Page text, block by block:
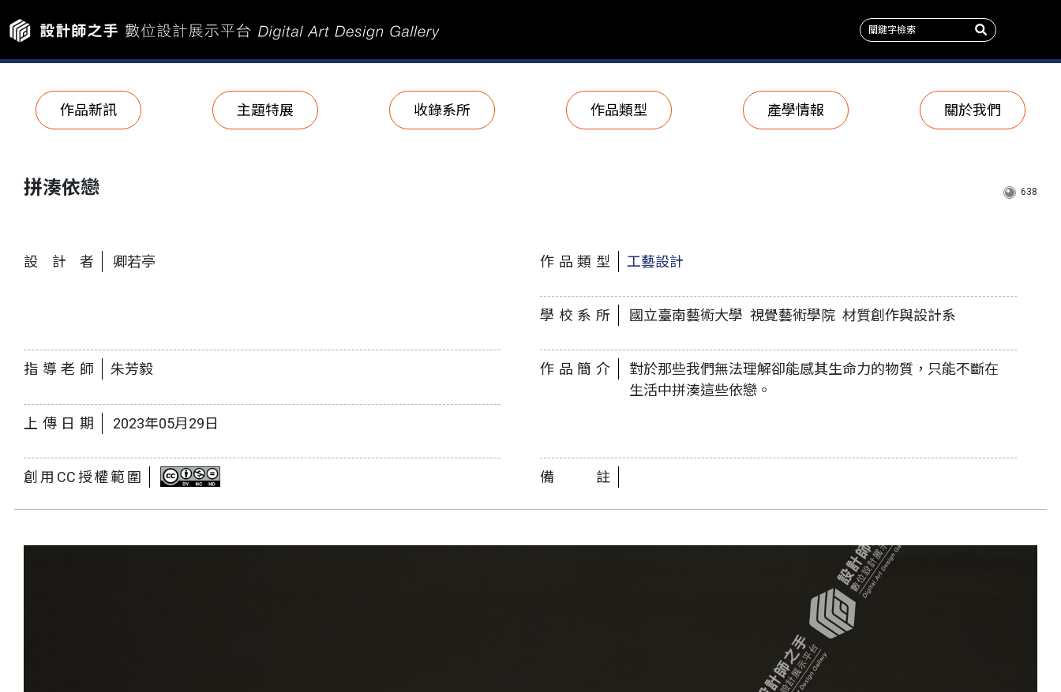
作品新訊 主題特展 收錄系所 作品類型 產學情報 關於我們
拼湊依戀 638
設計者 卿若亭 作品類型 工藝設計
學校系所 國立臺南藝術大學 視覺藝術學院 材質創作與設計系
指導老師 朱芳毅 作品簡介
對於那些我們無法理解卻能感其生命力的物質，只能不斷在
生活中拼湊這些依戀。
備註
上傳日期 2023年05月29日
創用CC授權範圍